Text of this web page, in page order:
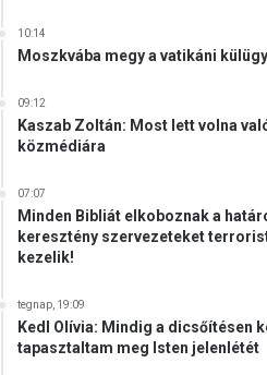
10:14
Moszkvába megy a vatikáni
09:12
Kaszab Zoltán: Most lett volna
közmédiára
07:07
Minden Bibliát elkoboznak a
keresztény szervezeteket
kezelik!
tegnap, 19:09
Kedl Olívia: Mindig a dicsőítésen
tapasztaltam meg Isten jelenlétét